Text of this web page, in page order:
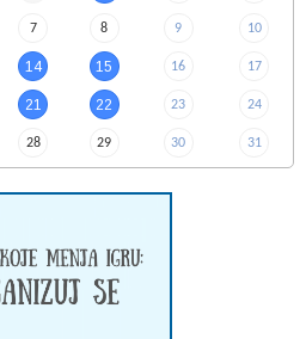
7 8 9 10
14 15 16 17
21 22 23 24
28 29 30 31